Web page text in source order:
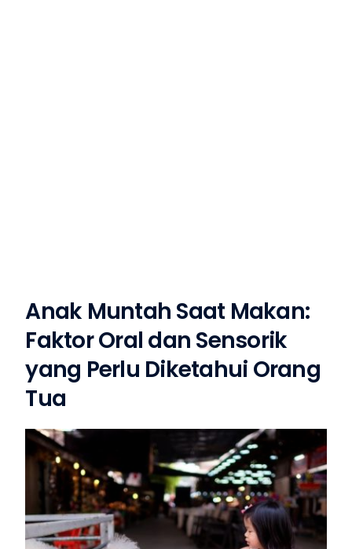
Anak Muntah Saat Makan:
Faktor Oral dan Sensorik
yang Perlu Diketahui Orang
Tua